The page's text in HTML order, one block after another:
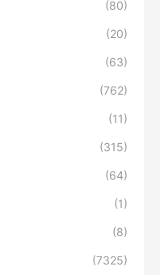
(80)
(20)
(63)
(762)
(11)
(315)
(64)
(1)
(8)
(7325)